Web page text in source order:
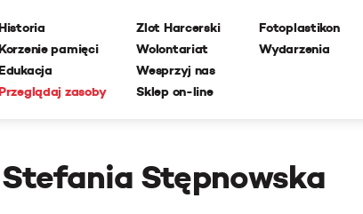
pamięci
zasoby
Zlot Harcerski
Wolontariat
Wesprzyj nas
Sklep on-line
Fotoplastikon
Wydarzenia
Stefania Stępnowska